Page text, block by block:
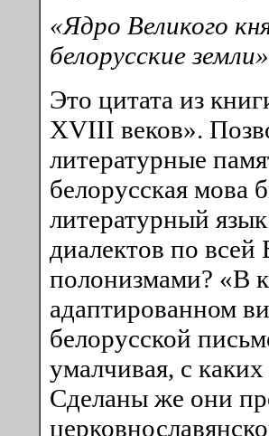
«Ядро Великого
белорусские
Это цитата из
XVIII веков».
литературные
белорусская мова
литературный
диалектов по всей
полонизмами? «В
адаптированном
белорусской
умалчивая, с
Сделаны же они